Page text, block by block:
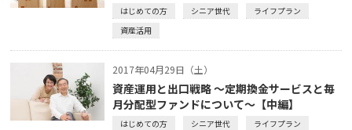
はじめての方 シニア世代
ライフプラン
資産活用
2017年04月29日（土）
資産運用と出口戦略 ～定期換金サービスと毎
月分配型ファンドについて～【中編】
はじめての方 シニア世代
ライフプラン